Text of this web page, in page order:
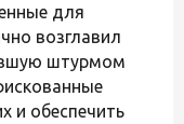
для
возглавил
штурмом
и обеспечить